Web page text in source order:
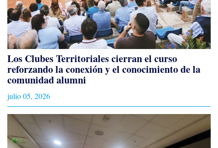
Los Clubes Territoriales cierran el curso
reforzando la conexión y el conocimiento de la
comunidad alumni
julio 05, 2026